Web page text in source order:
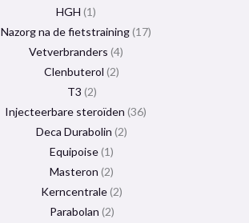
HGH 1
Nazorg na de fietstraining 17
Vetverbranders 4
Clenbuterol 2
T3 2
Injecteerbare steroïden 36
Deca Durabolin 2
Equipoise 1
Masteron 2
Kerncentrale 2
Parabolan 2